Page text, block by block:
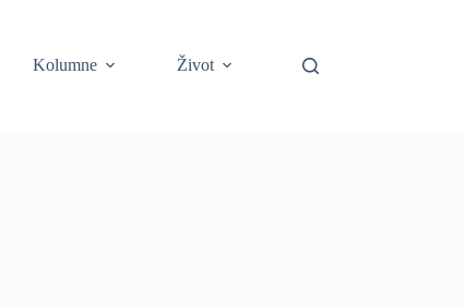
Kolumne Život